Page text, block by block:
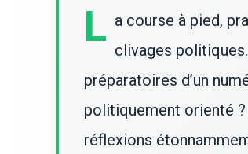
L a course à pied,
clivages
préparatoires d’un
politiquement orienté
réflexions